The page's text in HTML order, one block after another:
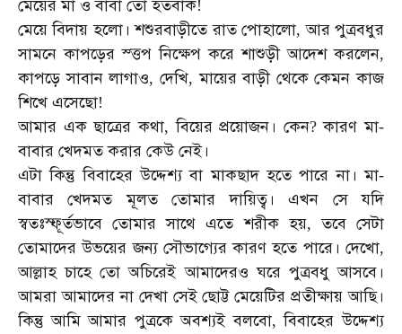
মেয়ের মা ও বাবা তো হতবাক!
মেয়ে বিদায় হলো। শশুরবাড়ীতে রাত পোহালো,আর পুত্রবধুর
সামনে কাপড়ের স্ত্তপ নিক্ষেপ করে শাশুড়ী আদেশ করলেন,
কাপড়ে সাবান লাগাও, দেখি,মায়ের বাড়ী থেকে কেমন কাজ
শিখে এসেছো!
আমার এক ছাত্রের কথা,বিয়ের প্রয়োজন। কেন?কারণ মা-
বাবার খেদমত করার কেউ নেই।
এটা কিন্তু বিবাহের উদ্দেশ্য বা মাকছাদ হতে পারে না। মা-
বাবার খেদমত মূলত তোমার দায়িত্ব। এখন সে
যদি
স্বতঃস্ফূর্তভাবে তোমার সাথে এতে শরীক হয়,তবে সেটা
তোমাদের উভয়ের জন্য সৌভাগ্যের কারণ হতে পারে। দেখো,
আল্লাহ চাহে তো অচিরেই আমাদেরও ঘরে পুত্রবধু আসবে।
আমরা আমাদের না দেখা সেই ছোট্ট মেয়েটির প্রতীক্ষায় আছি।
কিন্তু আমি আমার পুত্রকে অবশ্যই বলবো,বিবাহের উদ্দেশ্য